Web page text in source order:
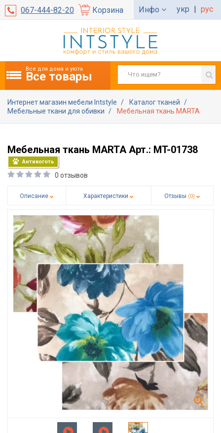
067-444-82-20 Корзина Инфо укр | рус
Все для дома и уюта
Все товары
Интернет магазин мебели Intstyle
Каталог тканей
Мебельные ткани для обивки
Мебельная ткань MARTA
Мебельная ткань MARTA Арт.: MT-01738
Антикоготь
0 отзывов
Описание Характеристики Отзывы (0)